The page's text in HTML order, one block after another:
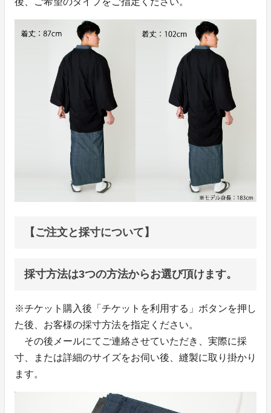
【ご注文と採寸について】
採寸方法は3つの方法からお選び頂けます。
※チケット購入後「チケットを利用する」ボタンを押し
た後、お客様の採寸方法を指定ください。
その後メールにてご連絡させていただき、実際に採
寸、または詳細のサイズをお伺い後、縫製に取り掛かり
ます。